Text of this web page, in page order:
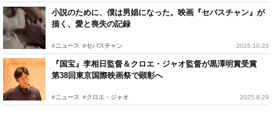
小説のために、僕は男娼になった。映画『セバスチャン』が
描く、愛と喪失の記録
#ニュース #セバスチャン 2025.10.23
『国宝』李相日監督＆クロエ・ジャオ監督が黒澤明賞受賞
第38回東京国際映画祭で顕彰へ
#ニュース #クロエ・ジャオ 2025.8.29